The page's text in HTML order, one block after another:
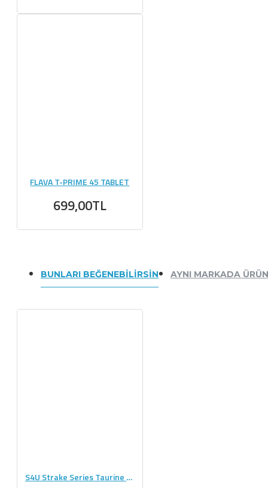
FLAVA T-PRIME 45 TABLET
699,00TL
BUNLARI BEĞENEBILIRSIN AYNI MARKADA
S4U Strake Series Taurine 300g Saf Taurin 100 Servis